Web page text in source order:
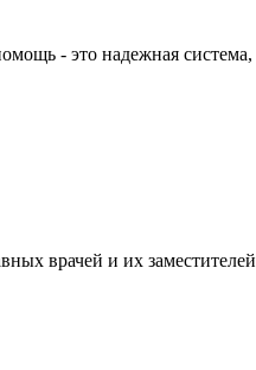
- это надежная
врачей и их